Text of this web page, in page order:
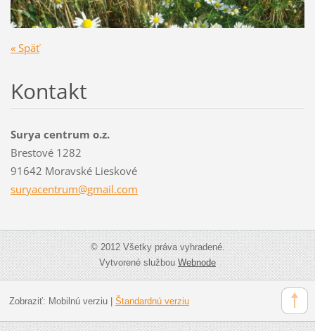
« Späť
Kontakt
Surya centrum o.z.
Brestové 1282
91642 Moravské Lieskové
suryacentrum@gmail.com
© 2012 Všetky práva vyhradené.
Vytvorené službouWebnode
Zobraziť: Mobilnú verziu| Štandardnú verziu